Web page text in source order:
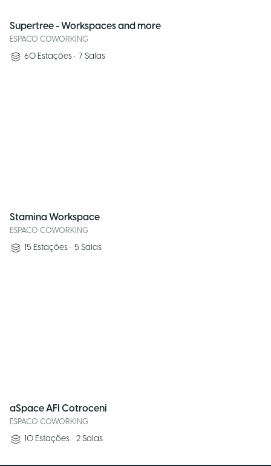
Supertree - Workspaces and more
ESPACO COWORKING
60 Estações • 7 Salas
Stamina Workspace
ESPACO COWORKING
15 Estações • 5 Salas
aSpace AFI Cotroceni
ESPACO COWORKING
10 Estações • 2 Salas